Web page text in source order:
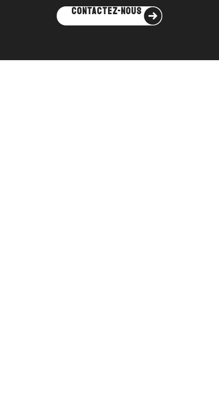
Contactez-nous